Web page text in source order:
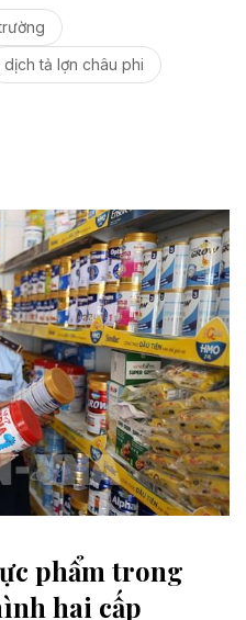
dịch tả lợn châu phi
phẩm trong
hai cấp